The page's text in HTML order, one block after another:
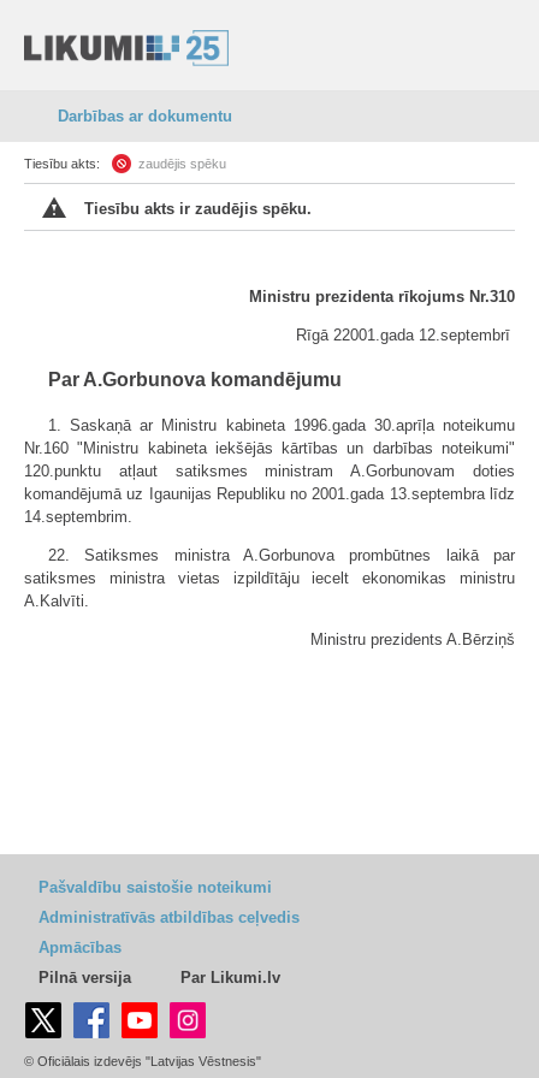
Darbības ar dokumentu
Tiesību akts: zaudējis spēku
Tiesību akts ir zaudējis spēku.
Ministru prezidenta rīkojums Nr.310
Rīgā 22001.gada 12.septembrī
Par A.Gorbunova komandējumu
1. Saskaņā ar Ministru kabineta 1996.gada 30.aprīļa noteikumu
Nr.160 "Ministru kabineta iekšējās kārtības un darbības noteikumi"
120.punktu atļaut satiksmes ministram A.Gorbunovam doties
komandējumā uz Igaunijas Republiku no 2001.gada 13.septembra līdz
14.septembrim.
22. Satiksmes ministra A.Gorbunova prombūtnes laikā par
satiksmes ministra vietas izpildītāju iecelt ekonomikas ministru
A.Kalvīti.
Ministru prezidents A.Bērziņš
Pašvaldību saistošie noteikumi
Administratīvās atbildības ceļvedis
Apmācības
Pilnā versija
Par Likumi.lv
© Oficiālais izdevējs "Latvijas Vēstnesis"